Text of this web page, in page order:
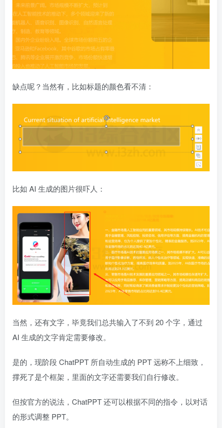
缺点呢？当然有，比如标题的颜色看不清：
比如 AI 生成的图片很吓人：
当然，还有文字，毕竟我们总共输入了不到 20 个字，通过
AI 生成的文字肯定需要修改。
是的，现阶段 ChatPPT 所自动生成的 PPT 远称不上细致，
撑死了是个框架，里面的文字还需要我们自行修改。
但按官方的说法，ChatPPT 还可以根据不同的指令，以对话
的形式调整 PPT。